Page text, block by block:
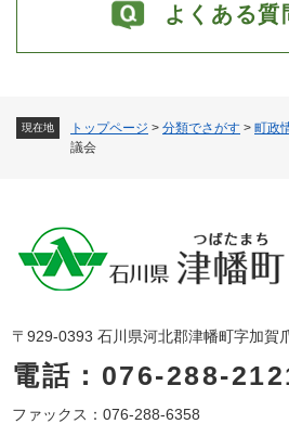
現在地 トップページ > 分類でさがす > 町政
議会
よくある質
〒929-0393 石川県河北郡津幡町字加賀
電話：076-288-
ファックス：076-288-6358